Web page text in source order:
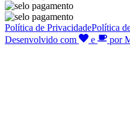
Política de PrivacidadePolítica
Desenvolvido com
e por